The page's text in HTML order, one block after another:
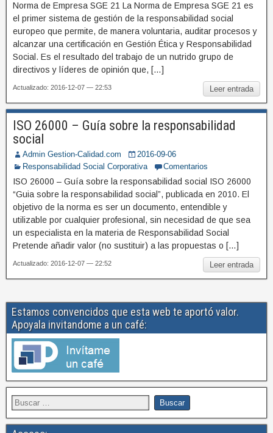
Norma de Empresa SGE 21 La Norma de Empresa SGE 21 es
el primer sistema de gestión de la responsabilidad social
europeo que permite, de manera voluntaria, auditar procesos y
alcanzar una certificación en Gestión Ética y Responsabilidad
Social. Es el resultado del trabajo de un nutrido grupo de
directivos y líderes de opinión que, […]
Leer entrada
Actualizado: 2016-12-07 — 22:53
ISO 26000 – Guía sobre la responsabilidad
social
Admin Gestion-Calidad.com
2016-09-06
Responsabilidad Social Corporativa
Comentarios
ISO 26000 – Guía sobre la responsabilidad social ISO 26000
“Guia sobre la responsabilidad social”, publicada en 2010. El
objetivo de la norma es ser un documento, entendible y
utilizable por cualquier profesional, sin necesidad de que sea
un especialista en la materia de Responsabilidad Social
Pretende añadir valor (no sustituir) a las propuestas o […]
Leer entrada
Actualizado: 2016-12-07 — 22:52
Estamos convencidos que esta web te aportó valor.
Apoyala invitandome a un café: